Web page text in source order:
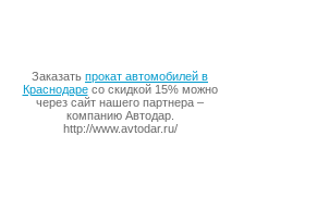
Заказать прокат автомобилей в
Краснодаресо скидкой 15% можно
через сайт нашего партнера –
компанию Автодар.
http://www.avtodar.ru/